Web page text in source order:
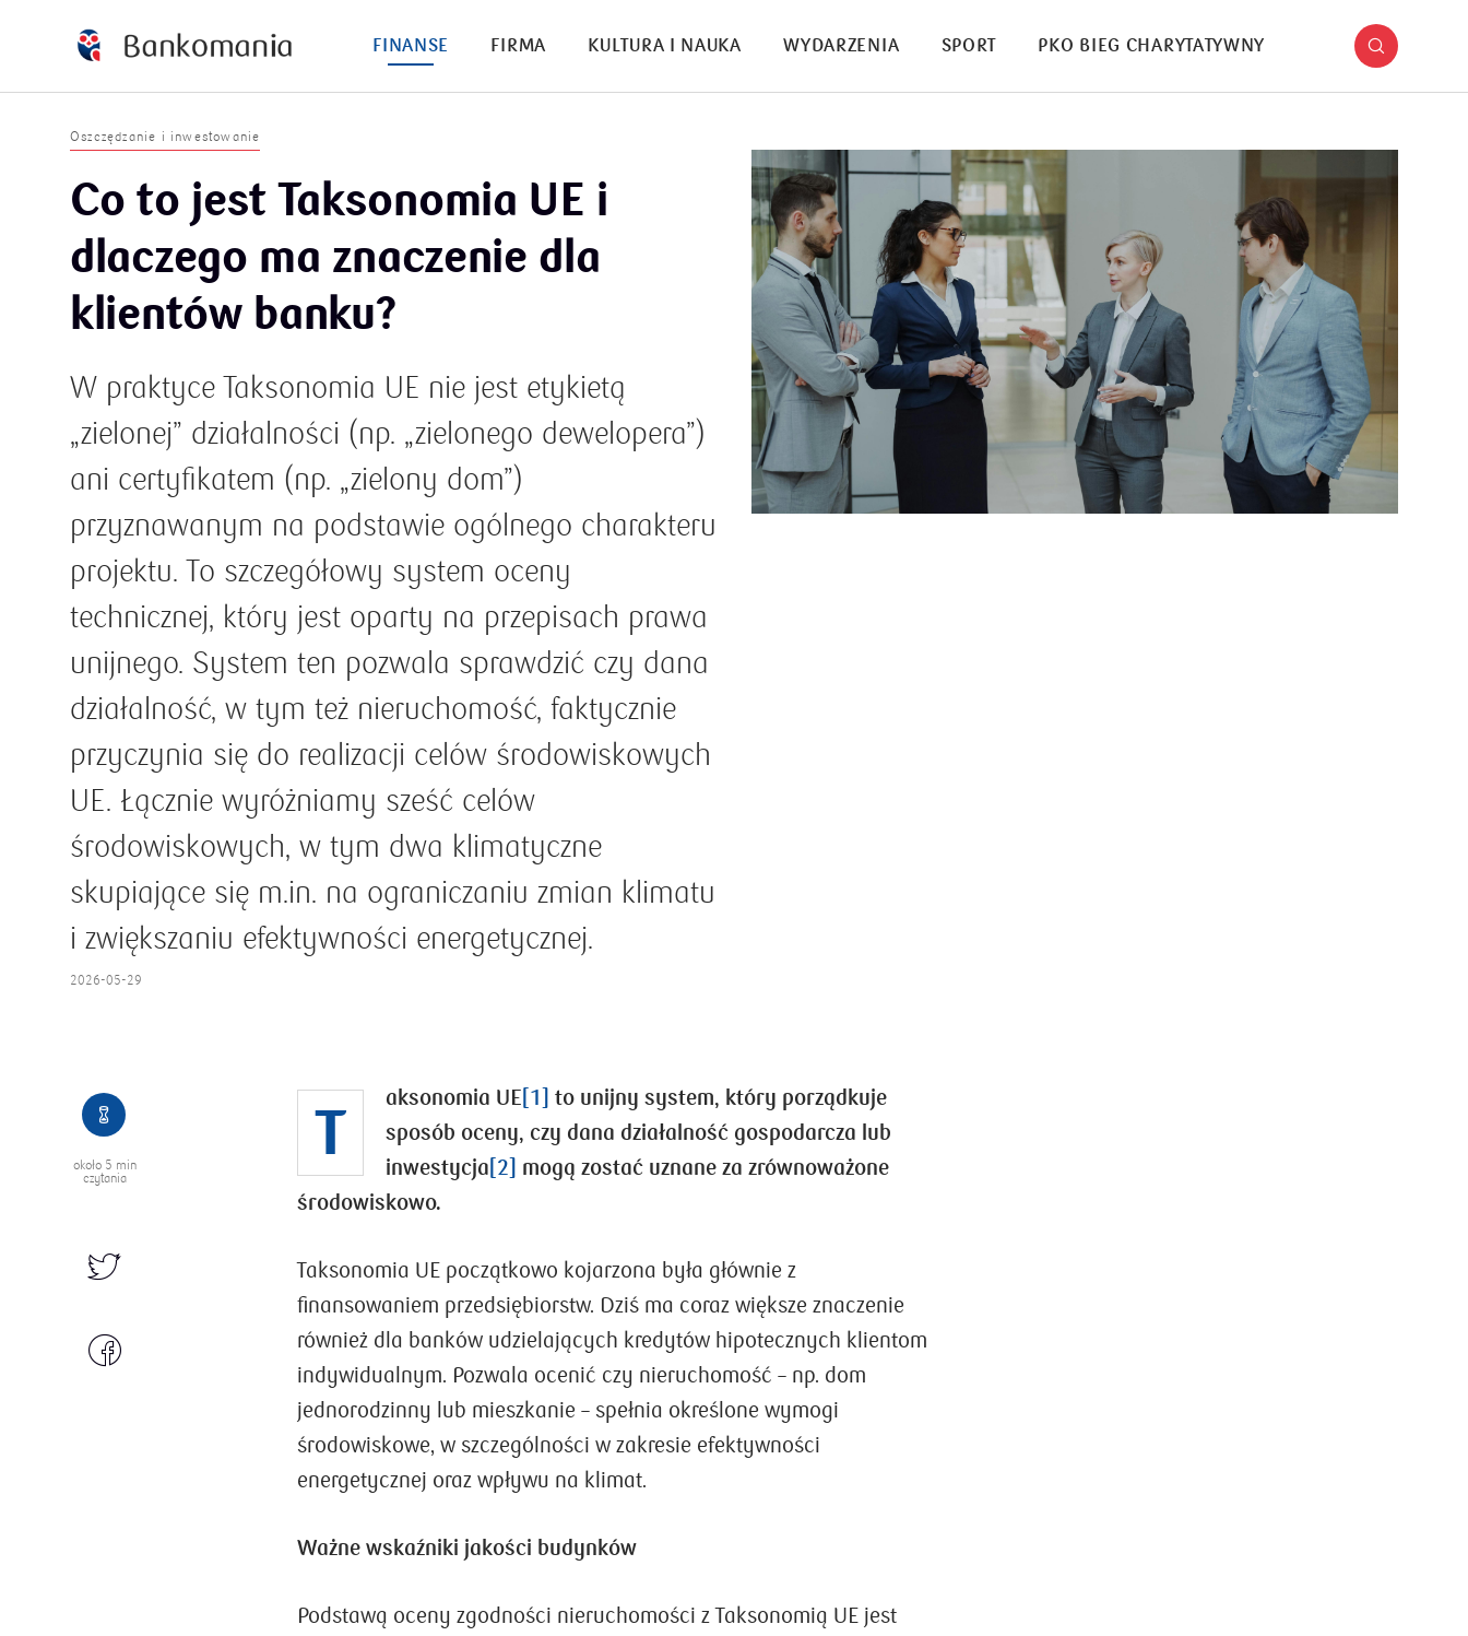
FINANSE FIRMA KULTURA I NAUKA WYDARZENIA SPORT PKO BIEG CHARYTATYWNY
Oszczędzanie i inwestowanie
Co to jest Taksonomia UE i
dlaczego ma znaczenie dla
klientów banku?
W praktyce Taksonomia UE nie jest etykietą
„zielonej” działalności (np. „zielonego dewelopera”)
ani certyfikatem (np. „zielony dom”)
przyznawanym na podstawie ogólnego charakteru
projektu. To szczegółowy system oceny
technicznej, który jest oparty na przepisach prawa
unijnego. System ten pozwala sprawdzić czy dana
działalność, w tym też nieruchomość, faktycznie
przyczynia się do realizacji celów środowiskowych
UE. Łącznie wyróżniamy sześć celów
środowiskowych, w tym dwa klimatyczne
skupiające się m.in. na ograniczaniu zmian klimatu
i zwiększaniu efektywności energetycznej.
2026-05-29
około 5 min
czytania
T aksonomia UE [1]
to unijny system, który porządkuje
sposób oceny, czy dana działalność gospodarcza lub
inwestycja [2] mogą zostać uznane za zrównoważone
środowiskowo.
Taksonomia UE początkowo kojarzona była głównie z
finansowaniem przedsiębiorstw. Dziś ma coraz większe znaczenie
również dla banków udzielających kredytów hipotecznych klientom
indywidualnym. Pozwala ocenić czy nieruchomość – np. dom
jednorodzinny lub mieszkanie – spełnia określone wymogi
środowiskowe, w szczególności w zakresie efektywności
energetycznej oraz wpływu na klimat.
Ważne wskaźniki jakości budynków
Podstawą oceny zgodności nieruchomości z Taksonomią UE jest